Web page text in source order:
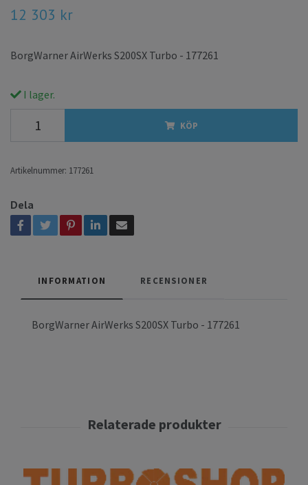
12 303 kr
BorgWarner AirWerks S200SX Turbo - 177261
I lager.
KÖP
Artikelnummer: 177261
Dela
INFORMATION RECENSIONER
BorgWarner AirWerks S200SX Turbo - 177261